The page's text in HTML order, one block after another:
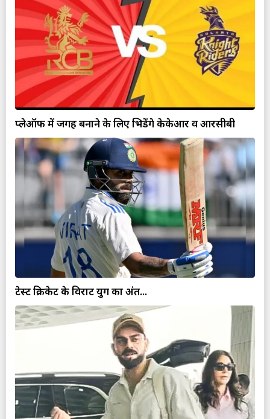
प्लेऑफ में जगह बनाने के लिए भिडेंगे केकेआर व आरसीबी
टेस्ट क्रिकेट के विराट युग का अंत...